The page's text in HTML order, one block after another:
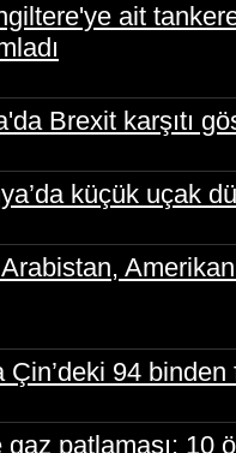
ait
Brexit karşıtı
küçük uçak
Çin’deki 94 binden
gaz patlaması: 10